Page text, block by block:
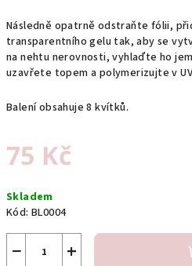
Následně opatrně odstraňte fólii,
transparentního gelu tak, aby se
na nehtu nerovnosti, vyhlaďte ho
uzavřete topem a polymerizujte v UV
Balení obsahuje 8 kvítků.
75 Kč
cena:
Skladem
Kód: BL0004
+
−